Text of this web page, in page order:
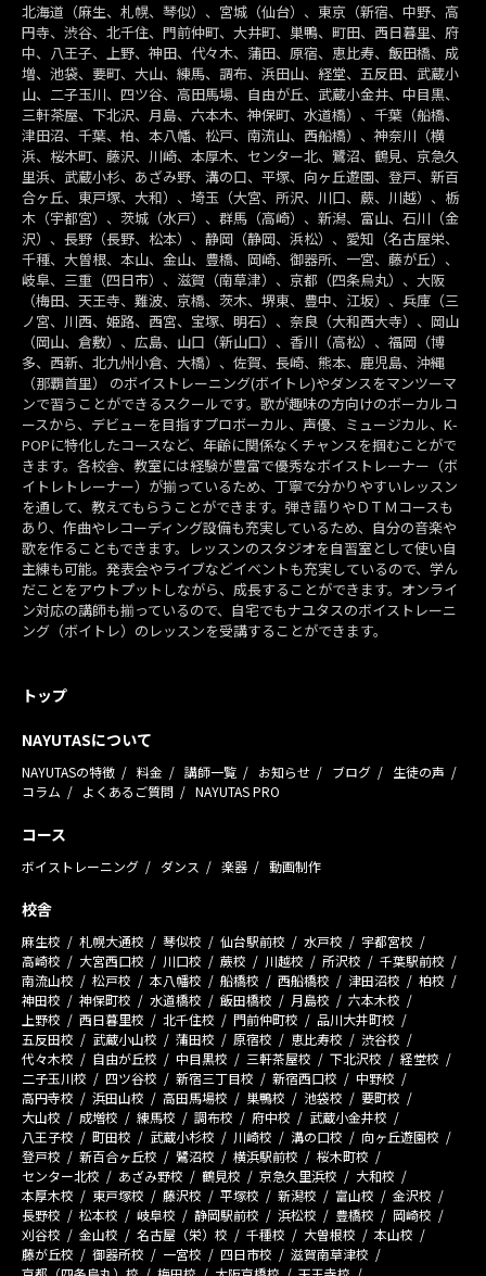
北海道（麻生、札幌、琴似）、宮城（仙台）、東京（新宿、中野、高
円寺、渋谷、北千住、門前仲町、大井町、巣鴨、町田、西日暮里、府
中、八王子、上野、神田、代々木、蒲田、原宿、恵比寿、飯田橋、成
増、池袋、要町、大山、練馬、調布、浜田山、経堂、五反田、武蔵小
山、二子玉川、四ツ谷、高田馬場、自由が丘、武蔵小金井、中目黒、
三軒茶屋、下北沢、月島、六本木、神保町、水道橋）、千葉（船橋、
津田沼、千葉、柏、本八幡、松戸、南流山、西船橋）、神奈川（横
浜、桜木町、藤沢、川崎、本厚木、センター北、鷺沼、鶴見、京急久
里浜、武蔵小杉、あざみ野、溝の口、平塚、向ヶ丘遊園、登戸、新百
合ヶ丘、東戸塚、大和）、埼玉（大宮、所沢、川口、蕨、川越）、栃
木（宇都宮）、茨城（水戸）、群馬（高崎）、新潟、富山、石川（金
沢）、長野（長野、松本）、静岡（静岡、浜松）、愛知（名古屋栄、
千種、大曽根、本山、金山、豊橋、岡崎、御器所、一宮、藤が丘）、
岐阜、三重（四日市）、滋賀（南草津）、京都（四条烏丸）、大阪
（梅田、天王寺、難波、京橋、茨木、堺東、豊中、江坂）、兵庫（三
ノ宮、川西、姫路、西宮、宝塚、明石）、奈良（大和西大寺）、岡山
（岡山、倉敷）、広島、山口（新山口）、香川（高松）、福岡（博
多、西新、北九州小倉、大橋）、佐賀、長崎、熊本、鹿児島、沖縄
（那覇首里） のボイストレーニング(ボイトレ)やダンスをマンツーマ
ンで習うことができるスクールです。歌が趣味の方向けのボーカルコ
ースから、デビューを目指すプロボーカル、声優、ミュージカル、K-
POPに特化したコースなど、年齢に関係なくチャンスを掴むことがで
きます。各校舎、教室には経験が豊富で優秀なボイストレーナー（ボ
イトレトレーナー）が揃っているため、丁寧で分かりやすいレッスン
を通して、教えてもらうことができます。弾き語りやＤＴＭコースも
あり、作曲やレコーディング設備も充実しているため、自分の音楽や
歌を作ることもできます。レッスンのスタジオを自習室として使い自
主練も可能。発表会やライブなどイベントも充実しているので、学ん
だことをアウトプットしながら、成長することができます。オンライ
ン対応の講師も揃っているので、自宅でもナユタスのボイストレーニ
ング（ボイトレ）のレッスンを受講することができます。
トップ
NAYUTASについて
NAYUTASの特徴 料金 講師一覧 お知らせ ブログ
生徒の声
コラム
よくあるご質問 NAYUTAS PRO
コース
ボイストレーニング ダンス 楽器 動画制作
校舎
麻生校 札幌大通校 琴似校 仙台駅前校 水戸校
宇都宮校
高崎校
大宮西口校 川口校 蕨校 川越校 所沢校
千葉駅前校
南流山校
松戸校 本八幡校 船橋校 西船橋校 津田沼校
柏校
神田校
神保町校 水道橋校 飯田橋校 月島校
六本木校
上野校
西日暮里校 北千住校 門前仲町校
品川大井町校
五反田校
武蔵小山校 蒲田校 原宿校 恵比寿校
渋谷校
代々木校
自由が丘校 中目黒校 三軒茶屋校 下北沢校
経堂校
二子玉川校
四ツ谷校 新宿三丁目校 新宿西口校
中野校
高円寺校
浜田山校 高田馬場校 巣鴨校 池袋校
要町校
大山校
成増校 練馬校 調布校 府中校
武蔵小金井校
八王子校
町田校 武蔵小杉校 川崎校 溝の口校
向ヶ丘遊園校
登戸校
新百合ヶ丘校 鷺沼校 横浜駅前校
桜木町校
センター北校
あざみ野校 鶴見校 京急久里浜校
大和校
本厚木校
東戸塚校 藤沢校 平塚校 新潟校 富山校
金沢校
長野校
松本校 岐阜校 静岡駅前校 浜松校 豊橋校
岡崎校
刈谷校
金山校 名古屋（栄）校 千種校 大曽根校
本山校
藤が丘校
御器所校 一宮校 四日市校
滋賀南草津校